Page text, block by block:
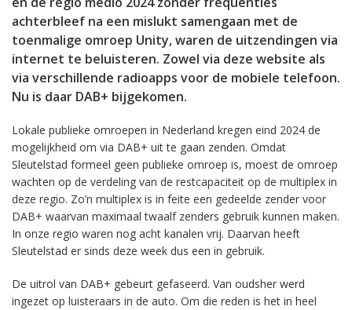
achterbleef na een mislukt samengaan met de
toenmalige omroep Unity, waren de uitzendingen via
internet te beluisteren. Zowel via deze website als
via verschillende radioapps voor de mobiele telefoon.
Nu is daar DAB+ bijgekomen.
Lokale publieke omroepen in Nederland kregen eind 2024 de
mogelijkheid om via DAB+ uit te gaan zenden. Omdat
Sleutelstad formeel geen publieke omroep is, moest de omroep
wachten op de verdeling van de restcapaciteit op de multiplex in
deze regio. Zo’n multiplex is in feite een gedeelde zender voor
DAB+ waarvan maximaal twaalf zenders gebruik kunnen maken.
In onze regio waren nog acht kanalen vrij. Daarvan heeft
Sleutelstad er sinds deze week dus een in gebruik.
De uitrol van DAB+ gebeurt gefaseerd. Van oudsher werd
ingezet op luisteraars in de auto. Om die reden is het in heel